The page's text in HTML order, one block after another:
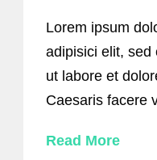
Lorem ipsum
adipisici elit, sed
ut labore et
Caesaris facere
Read More